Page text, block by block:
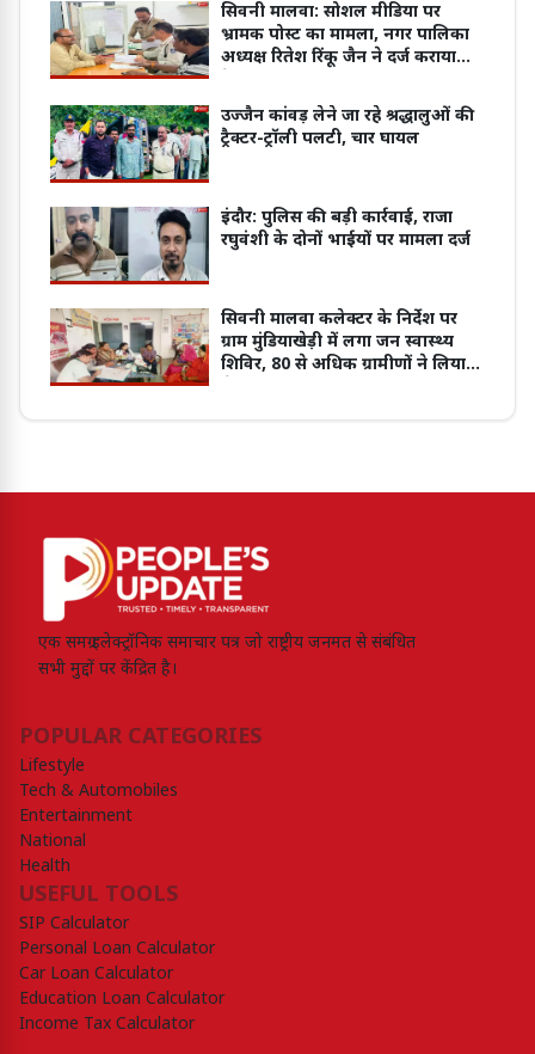
सिवनी मालवा: सोशल मीडिया पर
भ्रामक पोस्ट का मामला, नगर पालिका
अध्यक्ष रितेश रिंकू जैन ने दर्ज कराया
उज्जैन कांवड़ लेने जा रहे श्रद्धालुओं की
ट्रैक्टर-ट्रॉली पलटी, चार घायल
इंदौर: पुलिस की बड़ी कार्रवाई, राजा
रघुवंशी के दोनों भाईयों पर मामला दर्ज
सिवनी मालवा कलेक्टर के निर्देश पर
ग्राम मुंडियाखेड़ी में लगा जन स्वास्थ्य
शिविर, 80 से अधिक ग्रामीणों ने लिया
एक समग्र इलेक्ट्रॉनिक समाचार पत्र जो राष्ट्रीय जनमत से संबंधित
सभी मुद्दों पर केंद्रित है।
POPULAR CATEGORIES
Lifestyle
Tech & Automobiles
Entertainment
National
Health
USEFUL TOOLS
SIP Calculator
Personal Loan Calculator
Car Loan Calculator
Education Loan Calculator
Income Tax Calculator